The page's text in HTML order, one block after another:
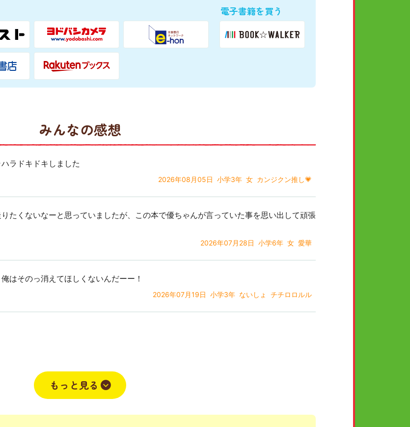
電子書籍を買う
みんなの感想
ラドキドキしました
2026年08月05日 小学3年 女 カンジクン推し💗
たくないなーと思っていましたが、この本で優ちゃんが言っていた事を思い出して頑張
2026年07月28日 小学6年 女 愛華
はそのっ消えてほしくないんだーー！
2026年07月19日 小学3年 ないしょ チチロロルル
もっと見る